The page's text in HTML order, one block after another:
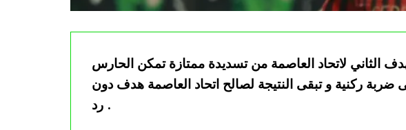
الثاني لاتحاد العاصمة من تسديدة ممتازة تمكن الحارس
ركنية و تبقى النتيجة لصالح اتحاد العاصمة هدف دون
رد .